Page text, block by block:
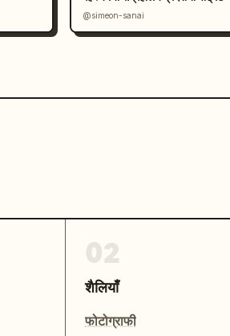
@simeon-sanai
शैलियाँ
फोटोग्राफी